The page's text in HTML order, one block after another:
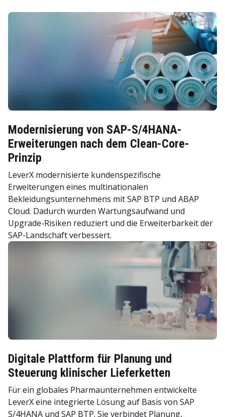
Modernisierung von SAP-S/4HANA-
Erweiterungen nach dem Clean-Core-
Prinzip
LeverX modernisierte kundenspezifische
Erweiterungen eines multinationalen
Bekleidungsunternehmens mit SAP BTP und ABAP
Cloud. Dadurch wurden Wartungsaufwand und
Upgrade-Risiken reduziert und die Erweiterbarkeit der
SAP-Landschaft verbessert.
Digitale Plattform für Planung und
Steuerung klinischer Lieferketten
Für ein globales Pharmaunternehmen entwickelte
LeverX eine integrierte Lösung auf Basis von SAP
S/4HANA und SAP BTP. Sie verbindet Planung,